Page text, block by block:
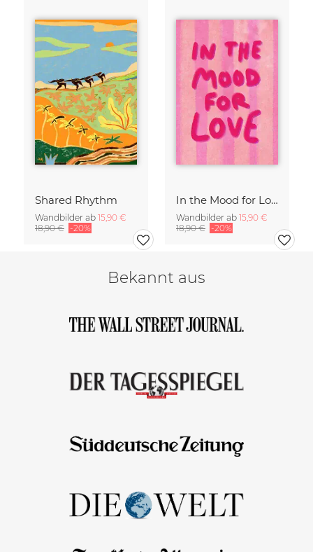
Shared Rhythm
Wandbilder ab 15,90 €
18,90 € -20%
In the Mood for Love - Handlettering
Wandbilder ab 15,90 €
18,90 € -20%
Bekannt aus